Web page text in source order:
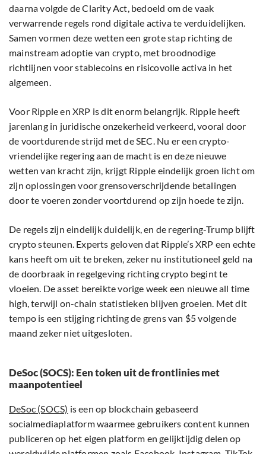
daarna volgde de Clarity Act, bedoeld om de vaak
verwarrende regels rond digitale activa te verduidelijken.
Samen vormen deze wetten een grote stap richting de
mainstream adoptie van crypto, met broodnodige
richtlijnen voor stablecoins en risicovolle activa in het
algemeen.
Voor Ripple en XRP is dit enorm belangrijk. Ripple heeft
jarenlang in juridische onzekerheid verkeerd, vooral door
de voortdurende strijd met de SEC. Nu er een crypto-
vriendelijke regering aan de macht is en deze nieuwe
wetten van kracht zijn, krijgt Ripple eindelijk groen licht om
zijn oplossingen voor grensoverschrijdende betalingen
door te voeren zonder voortdurend op zijn hoede te zijn.
De regels zijn eindelijk duidelijk, en de regering-Trump blijft
crypto steunen. Experts geloven dat Ripple’s XRP een echte
kans heeft om uit te breken, zeker nu institutioneel geld na
de doorbraak in regelgeving richting crypto begint te
vloeien. De asset bereikte vorige week een nieuwe all time
high, terwijl on-chain statistieken blijven groeien. Met dit
tempo is een stijging richting de grens van $5 volgende
maand zeker niet uitgesloten.
DeSoc (SOCS): Een token uit de frontlinies met
maanpotentieel
DeSoc (SOCS) is een op blockchain gebaseerd
socialmediaplatform waarmee gebruikers content kunnen
publiceren op het eigen platform en gelijktijdig delen op